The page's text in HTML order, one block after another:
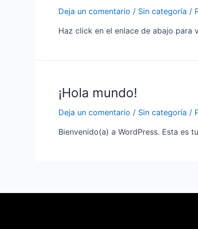
Deja un comentario / Sin categoría /
Haz click en el enlace de abajo
¡Hola mundo!
Deja un comentario / Sin categoría /
Bienvenido(a) a WordPress. Esta es